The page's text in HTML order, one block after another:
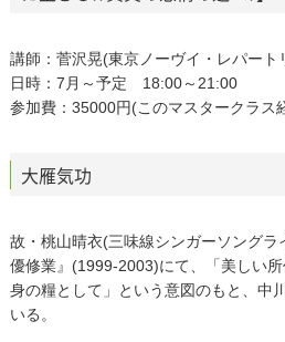
講師：菅沢晃(東京ノーヴイ・レパート
日時：7月～予定 18:00～21:00
参加費：35000円(このマスタークラス
大雁気功
故・桃山晴衣(三味線シンガーソング
優修業』(1999-2003)にて、「美しい
身の糧として」という意図のもと、中
いる。